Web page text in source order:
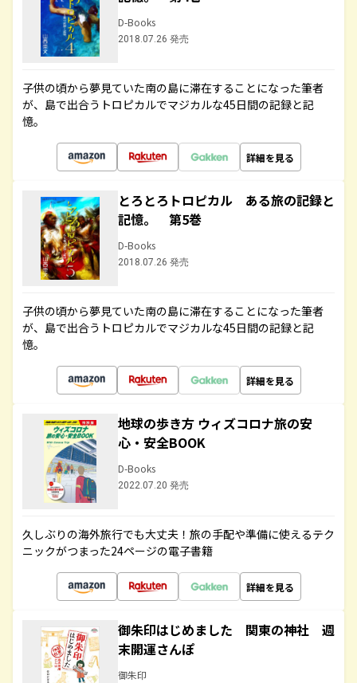
D-Books
2018.07.26 発売
子供の頃から夢見ていた南の島に滞在することになった筆者
が、島で出合うトロピカルでマジカルな45日間の記録と記
憶。
詳細を見る
とろとろトロピカル ある旅の記録と
記憶。 第5巻
D-Books
2018.07.26 発売
子供の頃から夢見ていた南の島に滞在することになった筆者
が、島で出合うトロピカルでマジカルな45日間の記録と記
憶。
詳細を見る
地球の歩き方 ウィズコロナ旅の安
心・安全BOOK
D-Books
2022.07.20 発売
久しぶりの海外旅行でも大丈夫！旅の手配や準備に使えるテク
ニックがつまった24ページの電子書籍
詳細を見る
御朱印はじめました 関東の神社 週
末開運さんぽ
御朱印